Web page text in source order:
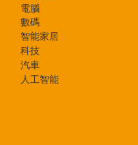
電腦
數碼
智能家居
科技
汽車
人工智能